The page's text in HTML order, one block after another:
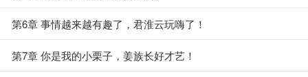
第6章 事情越来越有趣了，君淮云玩嗨了！
第7章 你是我的小栗子，姜族长好才艺！